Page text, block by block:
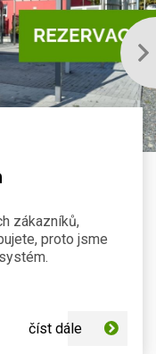
zákazníků,
proto jsme
číst dále